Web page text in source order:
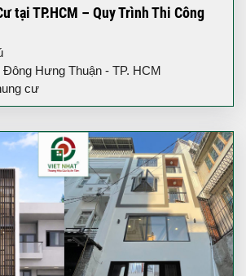
tại TP.HCM – Quy Trình Thi Công
Hưng Thuận - TP. HCM
cư